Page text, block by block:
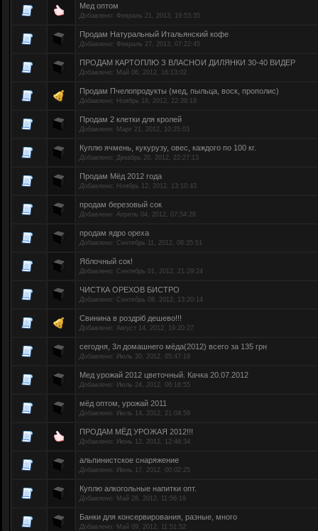
Мед оптом
Добавлено: Февраль 21, 2013, 19:53:35
Продам Натуральный Итальянский кофе
Добавлено: Февраль 27, 2013, 07:22:45
ПРОДАМ КАРТОПЛЮ З ВЛАСНОИ ДИЛЯНКИ 30-40 ВИДЕР
Добавлено: Май 06, 2012, 16:13:02
Продам Пчелопродукты (мед, пыльца, воск, прополис)
Добавлено: Ноябрь 18, 2012, 22:39:19
Продам 2 клетки для кролей
Добавлено: Март 21, 2012, 10:25:03
Куплю ячмень, кукурузу, овес, каждого по 100 кг.
Добавлено: Декабрь 20, 2012, 22:27:13
Продам Мёд 2012 года
Добавлено: Ноябрь 12, 2012, 13:10:43
продам березовый сок
Добавлено: Апрель 04, 2012, 07:54:28
продам ядро ореха
Добавлено: Сентябрь 11, 2012, 08:35:51
Яблочный сок!
Добавлено: Сентябрь 01, 2012, 21:29:24
ЧИСТКА ОРЕХОВ БИСТРО
Добавлено: Сентябрь 08, 2012, 13:20:14
Свинина в роздріб дешево!!!
Добавлено: Август 14, 2012, 19:20:27
сегодня, 3л домашнего мёда(2012) всего за 135 грн
Добавлено: Июль 30, 2012, 05:47:19
Мед урожай 2012 цветочный. Качка 20.07.2012
Добавлено: Июль 24, 2012, 06:16:55
мёд оптом, урожай 2011
Добавлено: Июль 14, 2012, 21:04:59
ПРОДАМ МЁД УРОЖАЯ 2012!!!
Добавлено: Июнь 12, 2012, 12:46:34
альпинистское снаряжение
Добавлено: Июнь 17, 2012, 00:02:25
Куплю алкогольные напитки опт.
Добавлено: Май 28, 2012, 11:56:19
Банки для консервирования, разные, много
Добавлено: Май 09, 2012, 11:51:52